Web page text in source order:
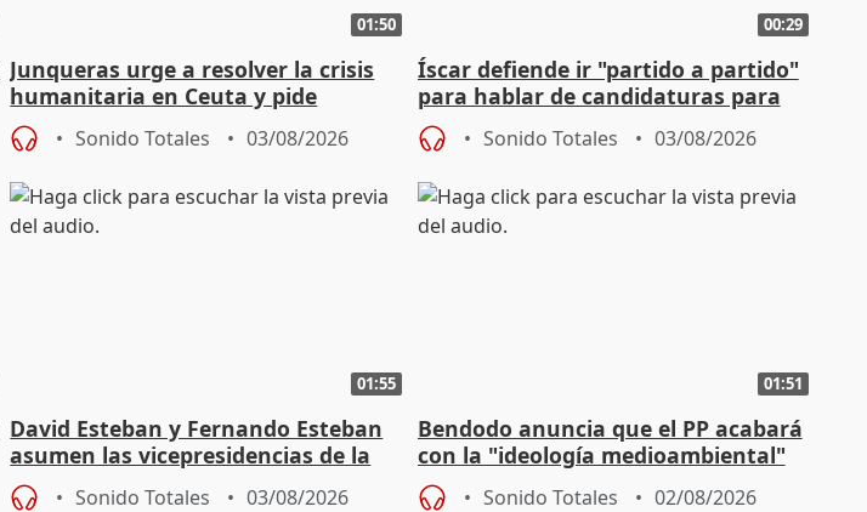
01:50
Junqueras urge a resolver la crisis
humanitaria en Ceuta y pide
responsabilidad a la UE
Sonido Totales 03/08/2026
00:29
Íscar defiende ir "partido a partido"
para hablar de candidaturas para
2027
Sonido Totales 03/08/2026
01:55
David Esteban y Fernando Esteban
asumen las vicepresidencias de la
Diputación de Valladolid
Sonido Totales 03/08/2026
01:51
Bendodo anuncia que el PP acabará
con la "ideología medioambiental"
para regenerar las playas
Sonido Totales 02/08/2026